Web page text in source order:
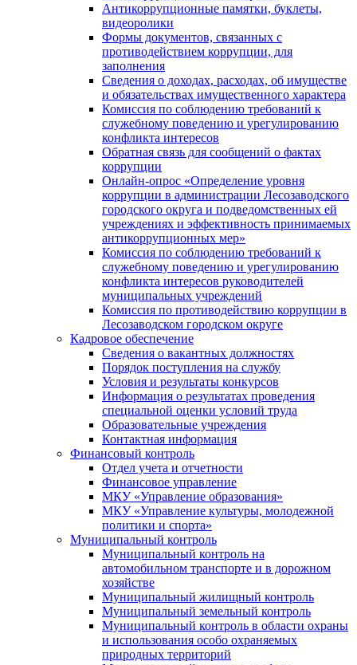
Антикоррупционные памятки, буклеты,
видеоролики
Формы документов, связанных с
противодействием коррупции, для
заполнения
Сведения о доходах, расходах, об имуществе
и обязательствах имущественного характера
Комиссия по соблюдению требований к
служебному поведению и урегулированию
конфликта интересов
Обратная связь для сообщений о фактах
коррупции
Онлайн-опрос «Определение уровня
коррупции в администрации Лесозаводского
городского округа и подведомственных ей
учреждениях и эффективность принимаемых
антикоррупционных мер»
Комиссия по соблюдению требований к
служебному поведению и урегулированию
конфликта интересов руководителей
муниципальных учреждений
Комиссия по противодействию коррупции в
Лесозаводском городском округе
Кадровое обеспечение
Сведения о вакантных должностях
Порядок поступления на службу
Условия и результаты конкурсов
Информация о результатах проведения
специальной оценки условий труда
Образовательные учреждения
Контактная информация
Финансовый контроль
Отдел учета и отчетности
Финансовое управление
МКУ «Управление образования»
МКУ «Управление культуры, молодежной
политики и спорта»
Муниципальный контроль
Муниципальный контроль на
автомобильном транспорте и в дорожном
хозяйстве
Муниципальный жилищный контроль
Муниципальный земельный контроль
Муниципальный контроль в области охраны
и использования особо охраняемых
природных территорий